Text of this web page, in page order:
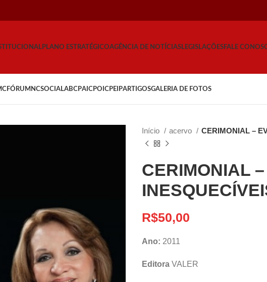
PLANO ESTRATÉGICOAGÊNCIA DE NOTÍCIASLEGISLAÇÕESFALE
NCSOCIALABCPAICPOICPEIPARTIGOSGALERIA DE FOTOS
Início acervo CERIMONIAL –
CERIMONIAL
R$50,00
Ano: 2011
Editora VALER